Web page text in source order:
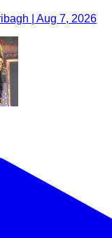
| Aug 7, 2026